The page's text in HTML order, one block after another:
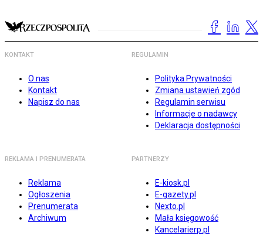
KONTAKT
O nas
Kontakt
Napisz do nas
REGULAMIN
Polityka Prywatności
Zmiana ustawień zgód
Regulamin serwisu
Informacje o nadawcy
Deklaracja dostępności
REKLAMA I PRENUMERATA
Reklama
Ogłoszenia
Prenumerata
Archiwum
PARTNERZY
E-kiosk.pl
E-gazety.pl
Nexto.pl
Mała księgowość
Kancelarierp.pl